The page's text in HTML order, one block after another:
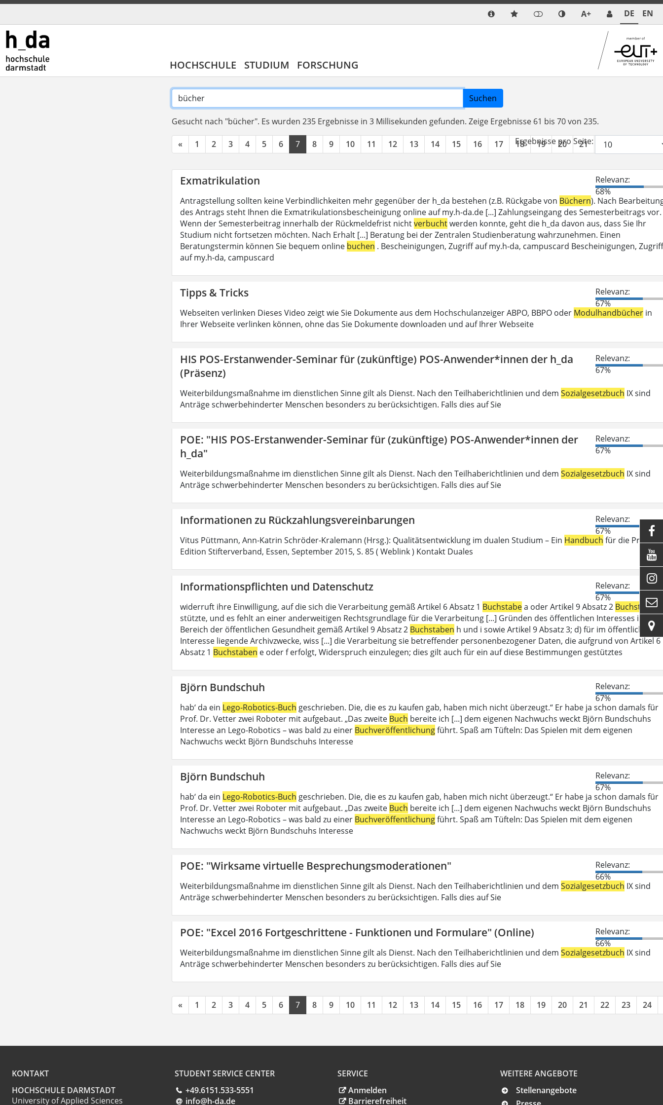
A+ DE EN
HOCHSCHULE STUDIUM FORSCHUNG
Suchen
Gesucht nach "bücher". Es wurden 235 Ergebnisse in 3 Millisekunden gefunden. Zeige Ergebnisse 61 bis 70 von 235.
« 1 2 3 4 5 6 7 8 9 10 11 12 13 14 15 16 17 18 19 20 21 22
Ergebnisse pro Seite:
Exmatrikulation
Relevanz:
68%
Antragstellung sollten keine Verbindlichkeiten mehr gegenüber der h_da bestehen (z.B. Rückgabe von Büchern). Nach
des Antrags steht Ihnen die Exmatrikulationsbescheinigung online auf my.h-da.de [...] Zahlungseingang des Semesterbeitrags vor.
Wenn der Semesterbeitrag innerhalb der Rückmeldefrist nichtverbuchtwerden konnte, geht die h_da davon aus, dass Sie Ihr
Studium nicht fortsetzen möchten. Nach Erhalt [...] Beratung bei der Zentralen Studienberatung wahrzunehmen. Einen
Beratungstermin können Sie bequem online buchen . Bescheinigungen, Zugriff auf my.h-da, campuscard Bescheinigungen, Zugriff
auf my.h-da, campuscard
Tipps & Tricks
Relevanz:
67%
Webseiten verlinken Dieses Video zeigt wie Sie Dokumente aus dem Hochschulanzeiger ABPO, BBPO oder Modulhandbücher in
Ihrer Webseite verlinken können, ohne das Sie Dokumente downloaden und auf Ihrer Webseite
HIS POS-Erstanwender-Seminar für (zukünftige) POS-Anwender*innen der h_da
(Präsenz)
Relevanz:
67%
Weiterbildungsmaßnahme im dienstlichen Sinne gilt als Dienst. Nach den Teilhaberichtlinien und dem Sozialgesetzbuch IX sind
Anträge schwerbehinderter Menschen besonders zu berücksichtigen. Falls dies auf Sie
POE: "HIS POS-Erstanwender-Seminar für (zukünftige) POS-Anwender*innen der
h_da"
Relevanz:
67%
Weiterbildungsmaßnahme im dienstlichen Sinne gilt als Dienst. Nach den Teilhaberichtlinien und dem Sozialgesetzbuch IX sind
Anträge schwerbehinderter Menschen besonders zu berücksichtigen. Falls dies auf Sie
Informationen zu Rückzahlungsvereinbarungen
Relevanz:
67%
Vitus Püttmann, Ann-Katrin Schröder-Kralemann (Hrsg.): Qualitätsentwicklung im dualen Studium – Ein Handbuch für die Praxis .
Edition Stifterverband, Essen, September 2015, S. 85 ( Weblink ) Kontakt Duales
Informationspflichten und Datenschutz
Relevanz:
67%
widerruft ihre Einwilligung, auf die sich die Verarbeitung gemäß Artikel 6 Absatz 1 Buchstabea oder Artikel 9 Absatz 2 Buchstabea
stützte, und es fehlt an einer anderweitigen Rechtsgrundlage für die Verarbeitung [...] Gründen des öffentlichen Interesses im
Bereich der öffentlichen Gesundheit gemäß Artikel 9 Absatz 2 Buchstaben h und i sowie Artikel 9 Absatz 3; d) für im öffentlichen
Interesse liegende Archivzwecke, wiss [...] die Verarbeitung sie betreffender personenbezogener Daten, die aufgrund von Artikel 6
Absatz 1 Buchstaben e oder f erfolgt, Widerspruch einzulegen; dies gilt auch für ein auf diese Bestimmungen gestütztes
Björn Bundschuh
Relevanz:
67%
hab‘ da ein Lego-Robotics-Buch geschrieben. Die, die es zu kaufen gab, haben mich nicht überzeugt.“ Er habe ja schon damals für
Prof. Dr. Vetter zwei Roboter mit aufgebaut. „Das zweite Buch bereite ich [...] dem eigenen Nachwuchs weckt Björn Bundschuhs
Interesse an Lego-Robotics – was bald zu einer Buchveröffentlichungführt. Spaß am Tüfteln: Das Spielen mit dem eigenen
Nachwuchs weckt Björn Bundschuhs Interesse
Björn Bundschuh
Relevanz:
67%
hab‘ da ein Lego-Robotics-Buch geschrieben. Die, die es zu kaufen gab, haben mich nicht überzeugt.“ Er habe ja schon damals für
Prof. Dr. Vetter zwei Roboter mit aufgebaut. „Das zweite Buch bereite ich [...] dem eigenen Nachwuchs weckt Björn Bundschuhs
Interesse an Lego-Robotics – was bald zu einer Buchveröffentlichungführt. Spaß am Tüfteln: Das Spielen mit dem eigenen
Nachwuchs weckt Björn Bundschuhs Interesse
POE: "Wirksame virtuelle Besprechungsmoderationen"
Relevanz:
66%
Weiterbildungsmaßnahme im dienstlichen Sinne gilt als Dienst. Nach den Teilhaberichtlinien und dem Sozialgesetzbuch IX sind
Anträge schwerbehinderter Menschen besonders zu berücksichtigen. Falls dies auf Sie
POE: "Excel 2016 Fortgeschrittene - Funktionen und Formulare" (Online)
Relevanz:
66%
Weiterbildungsmaßnahme im dienstlichen Sinne gilt als Dienst. Nach den Teilhaberichtlinien und dem Sozialgesetzbuch IX sind
Anträge schwerbehinderter Menschen besonders zu berücksichtigen. Falls dies auf Sie
« 1 2 3 4 5 6 7 8 9 10 11 12 13 14 15 16 17 18 19 20 21 22 23 24
KONTAKT
HOCHSCHULE DARMSTADT
University of Applied Sciences
STUDENT SERVICE CENTER
+49.6151.533-5551
info@h-da.de
SERVICE
Anmelden
Barrierefreiheit
WEITERE ANGEBOTE
Stellenangebote




